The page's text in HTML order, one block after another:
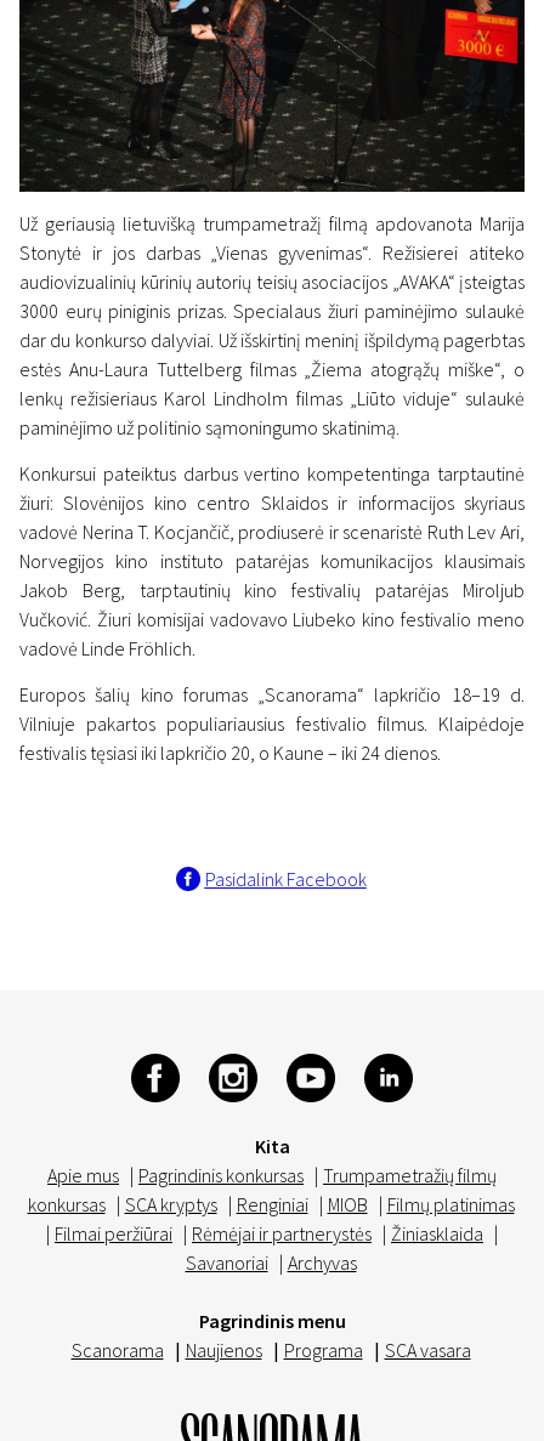
„Naujasis Baltijos kinas“
laureatai
17 lapkričio 2019
Už geriausią lietuvišką trumpametražį filmą apdovanota Marija
Stonytė ir jos darbas „Vienas gyvenimas“. Režisierei atiteko
audiovizualinių kūrinių autorių teisių asociacijos „AVAKA“ įsteigtas
3000 eurų piniginis prizas. Specialaus žiuri paminėjimo sulaukė
dar du konkurso dalyviai. Už išskirtinį meninį išpildymą pagerbtas
estės Anu-Laura Tuttelberg filmas „Žiema atogrąžų miške“, o
lenkų režisieriaus Karol Lindholm filmas „Liūto viduje“ sulaukė
paminėjimo už politinio sąmoningumo skatinimą.
Konkursui pateiktus darbus vertino kompetentinga tarptautinė
žiuri: Slovėnijos kino centro Sklaidos ir informacijos skyriaus
vadovė Nerina T. Kocjančič, prodiuserė ir scenaristė Ruth Lev Ari,
Norvegijos kino instituto patarėjas komunikacijos klausimais
Jakob Berg, tarptautinių kino festivalių patarėjas Miroljub
Vučković. Žiuri komisijai vadovavo Liubeko kino festivalio meno
vadovė Linde Fröhlich.
Europos šalių kino forumas „Scanorama“ lapkričio 18–19 d.
Vilniuje pakartos populiariausius festivalio filmus. Klaipėdoje
festivalis tęsiasi iki lapkričio 20, o Kaune – iki 24 dienos.
Pasidalink Facebook
Kita
Apie mus | Pagrindinis konkursas | Trumpametražių filmų
konkursas | SCA kryptys | Renginiai | MIOB | Filmų platinimas
| Filmai peržiūrai | Rėmėjai ir partnerystės | Žiniasklaida |
Savanoriai | Archyvas
Pagrindinis menu
Scanorama | Naujienos | Programa | SCA vasara